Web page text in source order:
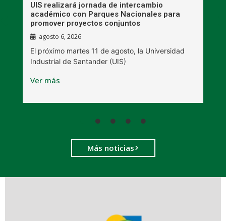
UIS realizará jornada de intercambio
académico con Parques Nacionales para
promover proyectos conjuntos
agosto 6, 2026
El próximo martes 11 de agosto, la Universidad
Industrial de Santander (UIS)
Ver más
Más noticias